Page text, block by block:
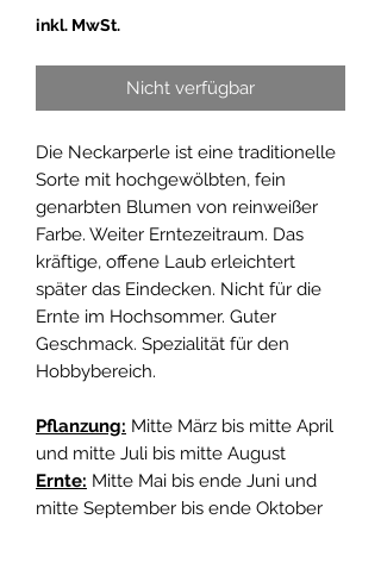
inkl. MwSt.
Nicht verfügbar
Die Neckarperle ist eine traditionelle
Sorte mit hochgewölbten, fein
genarbten Blumen von reinweißer
Farbe. Weiter Erntezeitraum. Das
kräftige, offene Laub erleichtert
später das Eindecken. Nicht für die
Ernte im Hochsommer. Guter
Geschmack. Spezialität für den
Hobbybereich.
Pflanzung: Mitte März bis mitte April
und mitte Juli bis mitte August
Ernte: Mitte Mai bis ende Juni und
mitte September bis ende Oktober